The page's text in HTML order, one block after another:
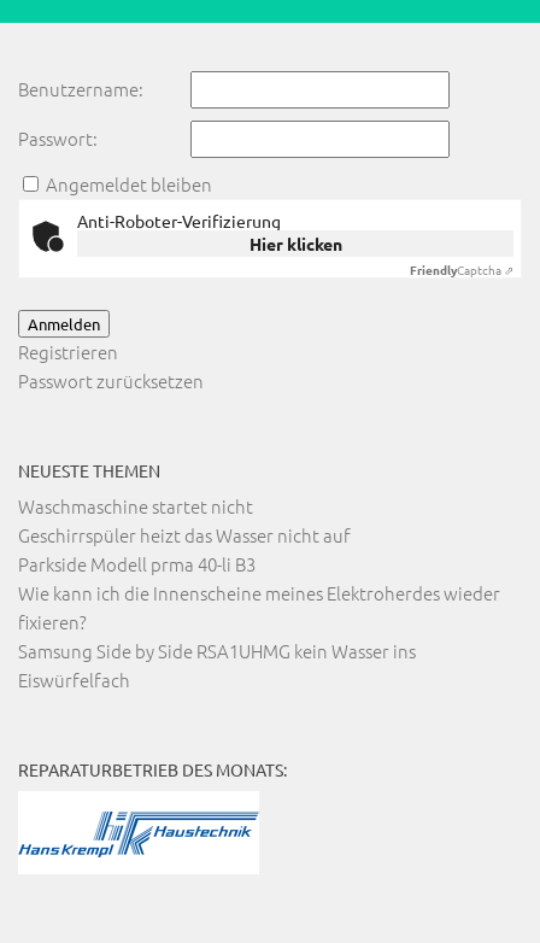
Benutzername:
Passwort:
Angemeldet bleiben
Anti-Roboter-Verifizierung
Hier klicken
FriendlyCaptcha ⇗
Anmelden
Registrieren
Passwort zurücksetzen
NEUESTE THEMEN
Waschmaschine startet nicht
Geschirrspüler heizt das Wasser nicht auf
Parkside Modell prma 40-li B3
Wie kann ich die Innenscheine meines Elektroherdes wieder
fixieren?
Samsung Side by Side RSA1UHMG kein Wasser ins
Eiswürfelfach
REPARATURBETRIEB DES MONATS: